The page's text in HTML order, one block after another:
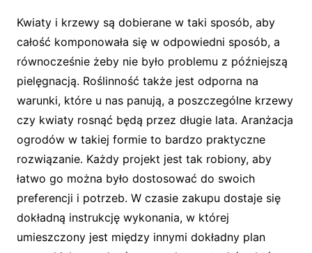
Kwiaty i krzewy są dobierane w taki sposób, aby
całość komponowała się w odpowiedni sposób, a
równocześnie żeby nie było problemu z późniejszą
pielęgnacją. Roślinność także jest odporna na
warunki, które u nas panują, a poszczególne krzewy
czy kwiaty rosnąć będą przez długie lata. Aranżacja
ogrodów w takiej formie to bardzo praktyczne
rozwiązanie. Każdy projekt jest tak robiony, aby
łatwo go można było dostosować do swoich
preferencji i potrzeb. W czasie zakupu dostaje się
dokładną instrukcję wykonania, w której
umieszczony jest między innymi dokładny plan